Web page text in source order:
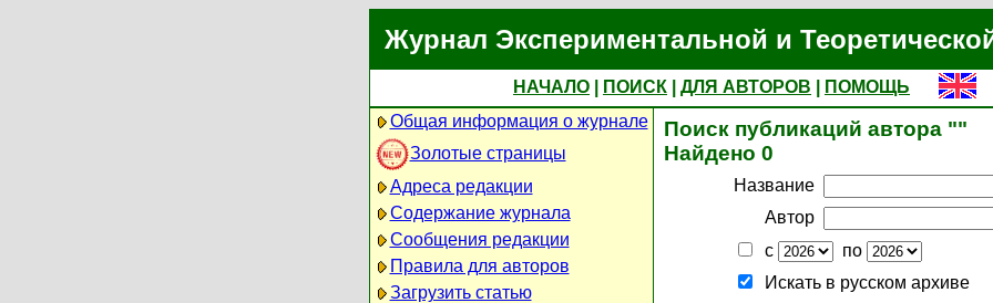
Журнал Экспериментальной и
НАЧАЛО ПОИСК ДЛЯ АВТОРОВ
ПОМОЩЬ
Общая информация о журнале
Золотые страницы
Адреса редакции
Содержание журнала
Сообщения редакции
Правила для авторов
Загрузить статью
Поиск публикаций автора ""
Найдено 0
Название
Автор
с
по
Искать в русском архиве